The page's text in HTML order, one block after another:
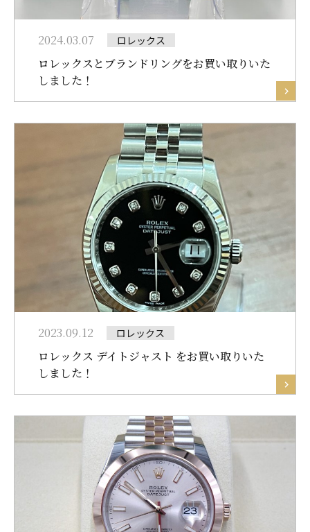
2024.03.07 ロレックス
ロレックスとブランドリングをお買い取りいた
しました！
2023.09.12 ロレックス
ロレックス デイトジャスト をお買い取りいた
しました！